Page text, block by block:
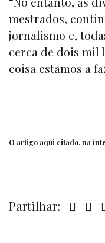
mestrados,
jornalismo e,
cerca de dois mil
coisa estamos a
O artigo aqui citado, na
Partilhar: